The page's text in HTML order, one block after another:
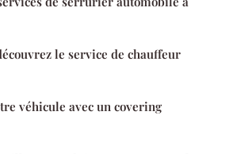
le service de chauffeur
véhicule avec un covering